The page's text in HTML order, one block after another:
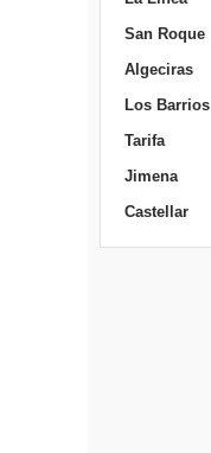
San Roque
Algeciras
Los Barrios
Tarifa
Jimena
Castellar